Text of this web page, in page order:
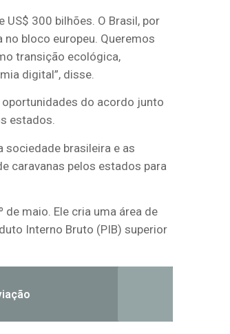
US$ 300 bilhões. O Brasil, por
bloco europeu. Queremos
transição ecológica,
digital”, disse.
do acordo junto
estados.
sociedade brasileira e as
caravanas pelos estados para
maio. Ele cria uma área de
Interno Bruto (PIB) superior